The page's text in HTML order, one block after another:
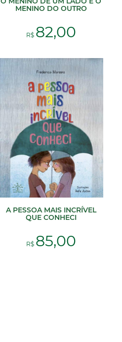
MENINO DO OUTRO
R$ 82,00
A PESSOA MAIS INCRÍVEL
QUE CONHECI
R$ 85,00